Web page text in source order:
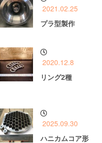
2021.02.25
プラ型製作
2020.12.8
リング2種
2025.09.30
ハニカムコア形